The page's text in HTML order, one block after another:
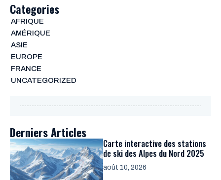
Categories
AFRIQUE
AMÉRIQUE
ASIE
EUROPE
FRANCE
UNCATEGORIZED
Derniers Articles
Carte interactive des stations
de ski des Alpes du Nord 2025
août 10, 2026